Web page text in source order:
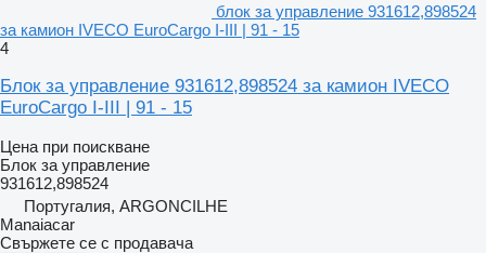
блок за управление 931612,898524
за камион IVECO EuroCargo I-III | 91 - 15
4
Блок за управление 931612,898524 за камион IVECO
EuroCargo I-III | 91 - 15
Цена при поискване
Блок за управление
931612,898524
Португалия, ARGONCILHE
Manaiacar
Свържете се с продавача